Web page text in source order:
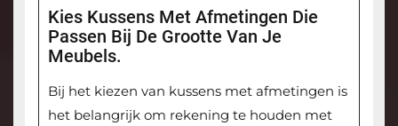
Kies Kussens Met Afmetingen Die
Passen Bij De Grootte Van Je
Meubels.
Bij het kiezen van kussens met afmetingen is
het belangrijk om rekening te houden met